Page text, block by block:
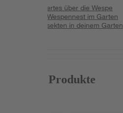
Wissenswertes über die Wespe
Fazit zum Wespennest im Garten
Weitere Insekten in deinem Garten
Passende Produkte